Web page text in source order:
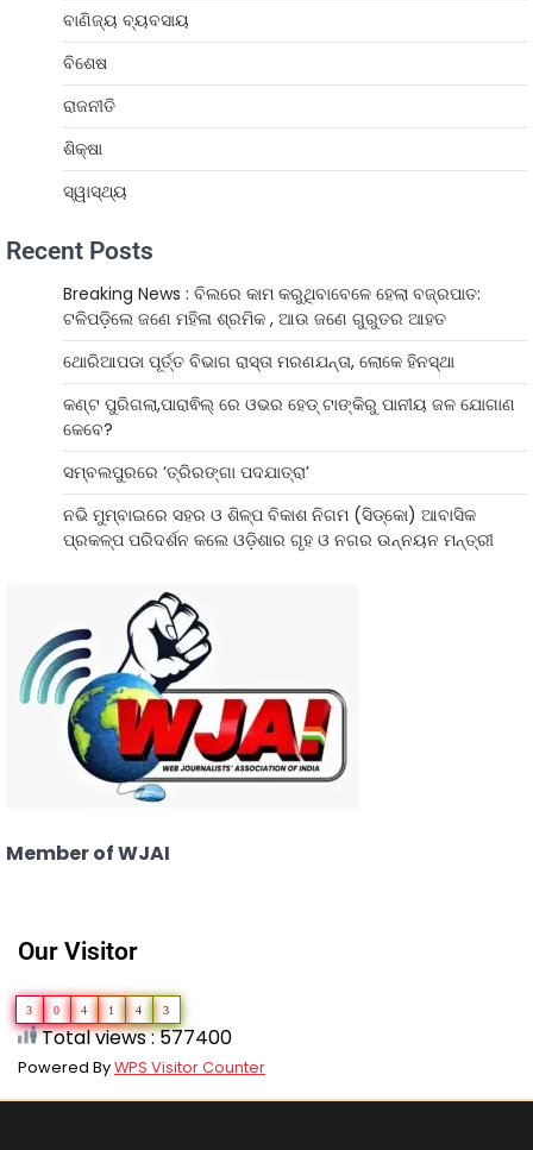
ବାଣିଜ୍ୟ ବ୍ୟବସାୟ
ବିଶେଷ
ରାଜନୀତି
ଶିକ୍ଷା
ସ୍ୱାସ୍ଥ୍ୟ
Recent Posts
Breaking News : ବିଲରେ କାମ କରୁଥିବାବେଳେ ହେଲା ବଜ୍ରପାତ:
ଟଳିପଡ଼ିଲେ ଜଣେ ମହିଳା ଶ୍ରମିକ , ଆଉ ଜଣେ ଗୁରୁତର ଆହତ
ଥୋରିଆପଡା ପୂର୍ତ୍ତ ବିଭାଗ ରାସ୍ତା ମରଣଯନ୍ତା, ଲୋକେ ହିନସ୍ଥା
କଣ୍ଟ ପୁରିଗଲା,ପାରାଵିଲ୍ ରେ ଓଭର ହେଡ୍ ଟାଙ୍କିରୁ ପାନୀୟ ଜଳ ଯୋଗାଣ
କେବେ?
ସମ୍ବଲପୁରରେ ‘ତ୍ରିରଙ୍ଗା ପଦଯାତ୍ରା’
ନଭି ମୁମ୍ବାଇରେ ସହର ଓ ଶିଳ୍ପ ବିକାଶ ନିଗମ (ସିଡ୍‌କୋ) ଆବାସିକ
ପ୍ରକଳ୍ପ ପରିଦର୍ଶନ କଲେ ଓଡ଼ିଶାର ଗୃହ ଓ ନଗର ଉନ୍ନୟନ ମନ୍ତ୍ରୀ
Member of WJAI
Our Visitor
3 0 4 1 4 3
Total views : 577400
Powered ByWPS Visitor Counter